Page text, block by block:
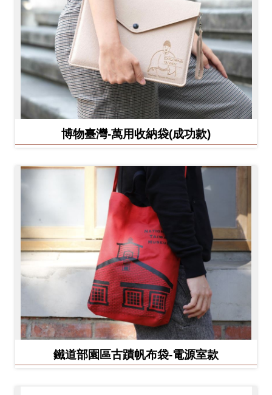
博物臺灣-萬用收納袋(成功款)
鐵道部園區古蹟帆布袋-電源室款